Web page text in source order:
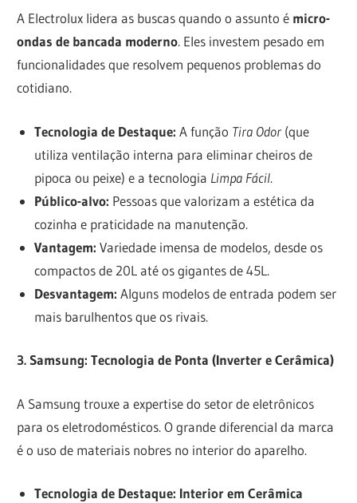
A Electrolux lidera as buscas quando o assunto é micro-
ondas de bancada moderno. Eles investem pesado em
funcionalidades que resolvem pequenos problemas do
cotidiano.
Tecnologia de Destaque: A função Tira Odor(que
utiliza ventilação interna para eliminar cheiros de
pipoca ou peixe) e a tecnologia Limpa Fácil.
Público-alvo: Pessoas que valorizam a estética da
cozinha e praticidade na manutenção.
Vantagem: Variedade imensa de modelos, desde os
compactos de 20L até os gigantes de 45L.
Desvantagem: Alguns modelos de entrada podem ser
mais barulhentos que os rivais.
3. Samsung: Tecnologia de Ponta (Inverter e Cerâmica)
A Samsung trouxe a expertise do setor de eletrônicos
para os eletrodomésticos. O grande diferencial da marca
é o uso de materiais nobres no interior do aparelho.
Tecnologia de Destaque: Interior em Cerâmica